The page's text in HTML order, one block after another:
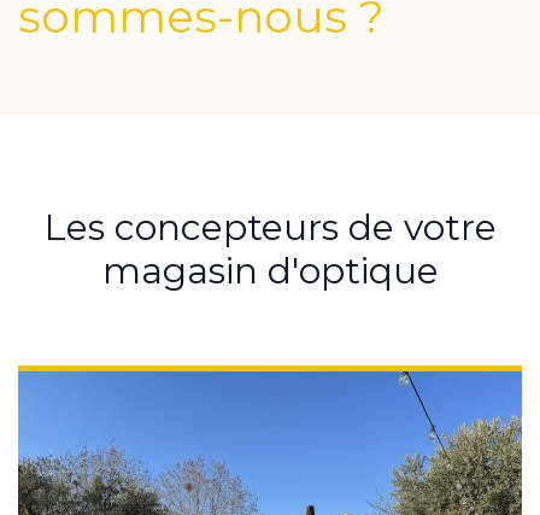
sommes-nous ?
Les concepteurs de votre
magasin d'optique